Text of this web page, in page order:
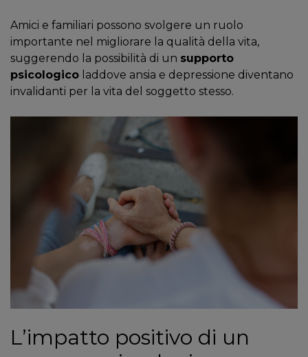
Amici e familiari possono svolgere un ruolo
importante nel migliorare la qualità della vita,
suggerendo la possibilità di un supporto
psicologico laddove ansia e depressione diventano
invalidanti per la vita del soggetto stesso.
L’impatto positivo di un